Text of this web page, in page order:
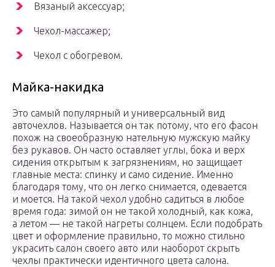
Вязаный аксессуар;
Чехол-массажер;
Чехол с обогревом.
Майка-накидка
Это самый популярный и универсальный вид
авточехлов. Называется он так потому, что его фасон
похож на своеобразную нательную мужскую майку
без рукавов. Он часто оставляет углы, бока и верх
сидения открытым к загрязнениям, но защищает
главные места: спинку и само сидение. Именно
благодаря тому, что он легко снимается, одевается
и моется. На такой чехол удобно садиться в любое
время года: зимой он не такой холодный, как кожа,
а летом — не такой нагреты солнцем. Если подобрать
цвет и оформление правильно, то можно стильно
украсить салон своего авто или наоборот скрыть
чехлы практически идентичного цвета салона.